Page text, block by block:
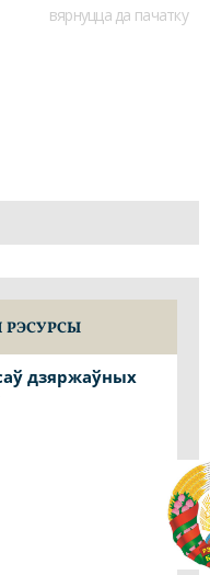
вярнуцца да пачатку
дзяржаўных